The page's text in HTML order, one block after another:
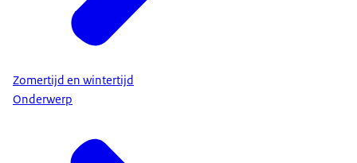
Zomertijd en wintertijd
Onderwerp